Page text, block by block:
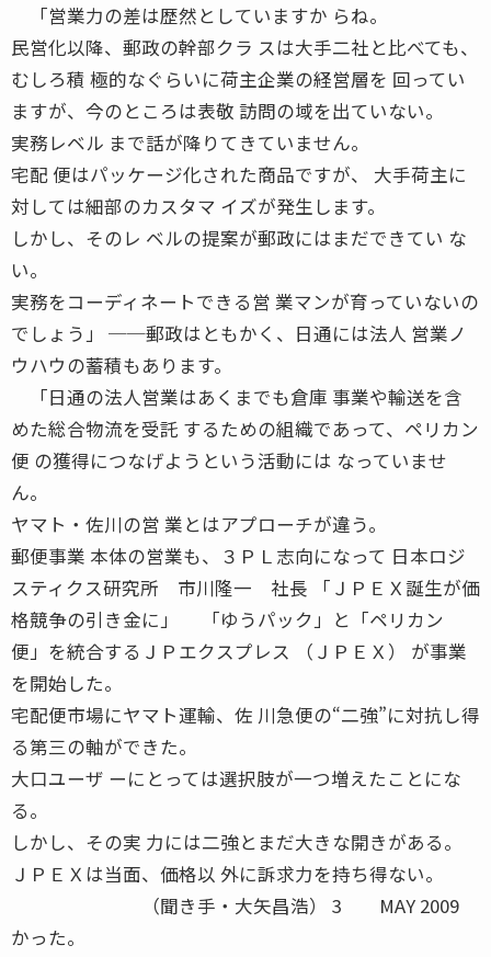
「営業力の差は歴然としていますか らね。
民営化以降、郵政の幹部クラ スは大手二社と比べても、
むしろ積 極的なぐらいに荷主企業の経営層を 回ってい
ますが、今のところは表敬 訪問の域を出ていない。
実務レベル まで話が降りてきていません。
宅配 便はパッケージ化された商品ですが、 大手荷主に
対しては細部のカスタマ イズが発生します。
しかし、そのレ ベルの提案が郵政にはまだできてい な
い。
実務をコーディネートできる営 業マンが育っていないの
でしょう」 ──郵政はともかく、日通には法人 営業ノ
ウハウの蓄積もあります。
「日通の法人営業はあくまでも倉庫 事業や輸送を含
めた総合物流を受託 するための組織であって、ペリカン
便 の獲得につなげようという活動には なっていませ
ん。
ヤマト・佐川の営 業とはアプローチが違う。
郵便事業 本体の営業も、３ＰＬ志向になって 日本ロジ
スティクス研究所 市川隆一 社長 「ＪＰＥＸ誕生が価
格競争の引き金に」 「ゆうパック」と「ペリカン
便」を統合するＪＰエクスプレス （ＪＰＥＸ） が事業
を開始した。
宅配便市場にヤマト運輸、佐 川急便の“二強”に対抗し得
る第三の軸ができた。
大口ユーザ ーにとっては選択肢が一つ増えたことにな
る。
しかし、その実 力には二強とまだ大きな開きがある。
ＪＰＥＸは当面、価格以 外に訴求力を持ち得ない。
（聞き手・大矢昌浩） 3 MAY 2009
かった。